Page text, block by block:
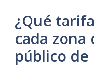
¿Qué
cada
público de